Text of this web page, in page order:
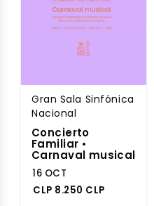
Gran Sala Sinfónica
Nacional
Concierto
Familiar •
Carnaval musical
16 OCT
CLP 8.250 CLP